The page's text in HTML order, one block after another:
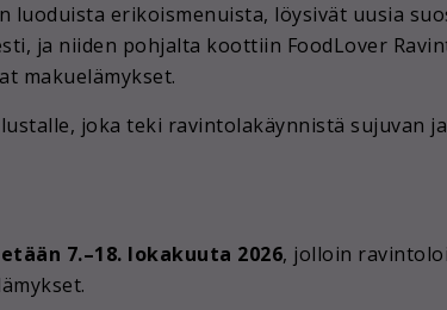
erikoismenuista, löysivät uusia
ja niiden pohjalta koottiin FoodLover
makuelämykset.
joka teki ravintolakäynnistä sujuvan
7.–18. lokakuuta 2026, jolloin